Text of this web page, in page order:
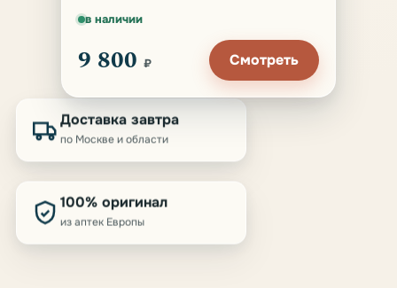
в наличии
9 800 ₽ Смотреть
Доставка завтра
по Москве и области
100% оригинал
из аптек Европы